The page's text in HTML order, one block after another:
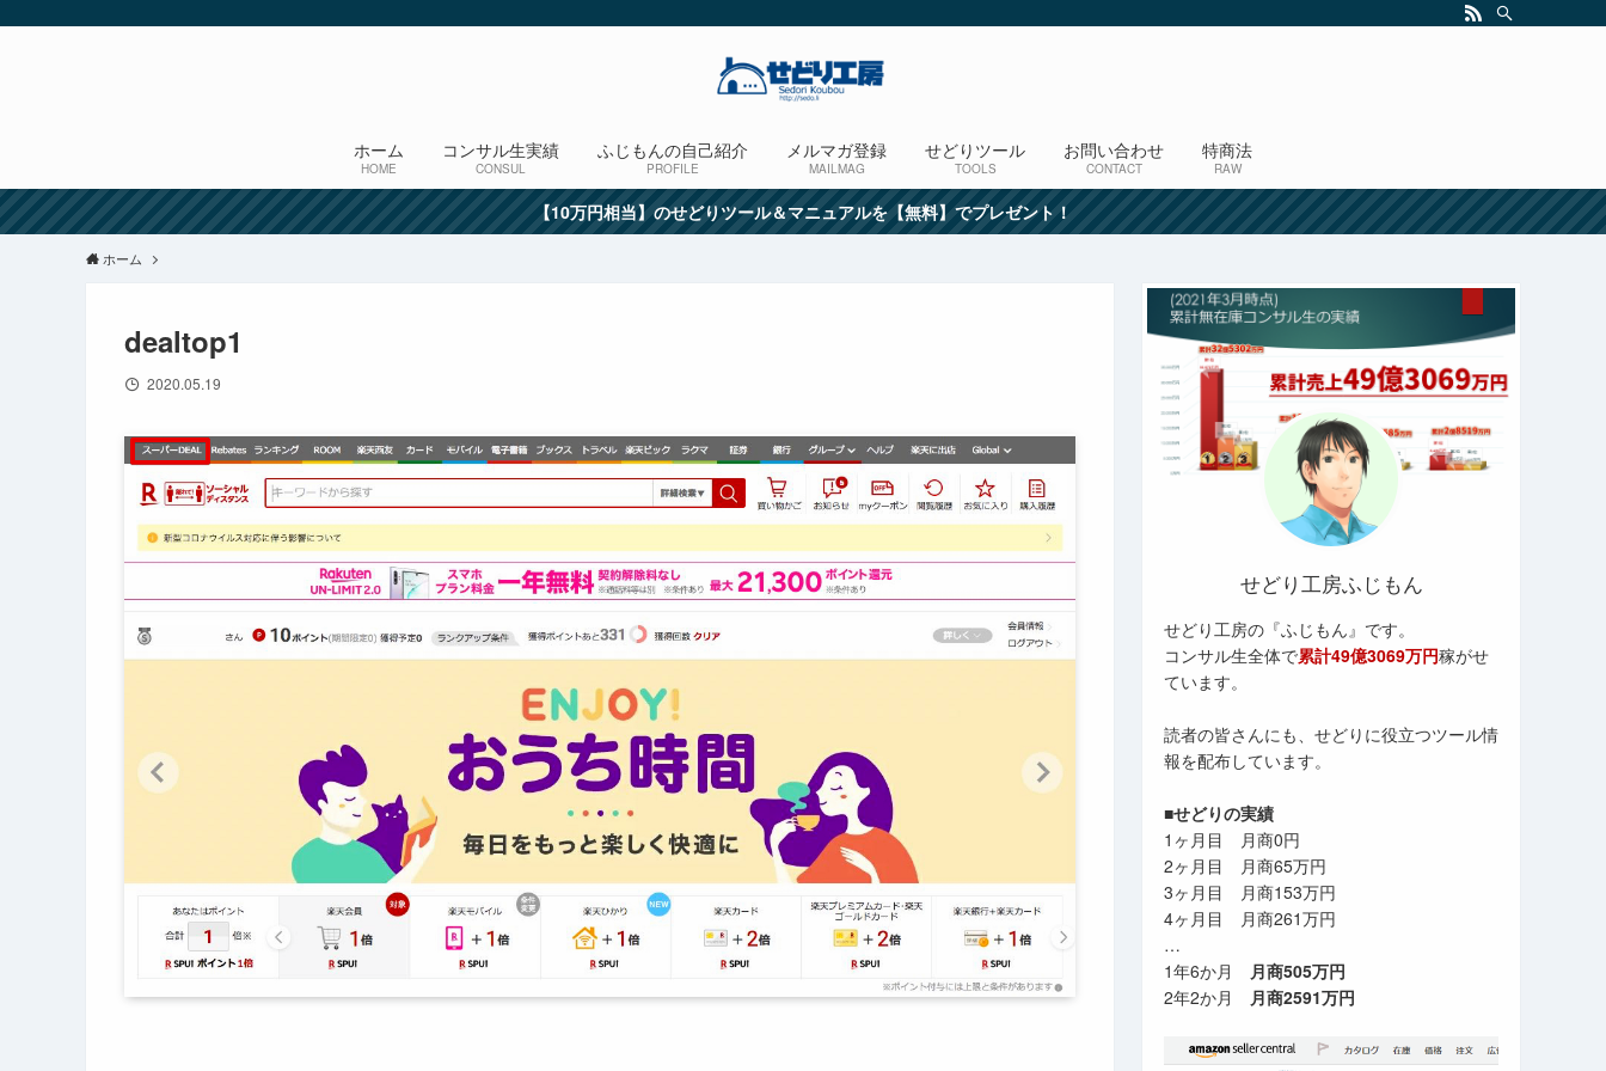
ホーム
HOME
コンサル生実績
CONSUL
ふじもんの自己紹介
PROFILE
メルマガ登録
MAILMAG
せどりツール
TOOLS
お問い合わせ
CONTACT
特商法
RAW
【10万円相当】のせどりツール＆マニュアルを【無料】でプレゼント！
ホーム
dealtop1
2020.05.19
せどり工房ふじもん
せどり工房の『ふじもん』です。
コンサル生全体で累計49億3069万円稼がせ
ています。
読者の皆さんにも、せどりに役立つツール情
報を配布しています。
■せどりの実績
1ヶ月目 月商0円
2ヶ月目 月商65万円
3ヶ月目 月商153万円
4ヶ月目 月商261万円
…
1年6か月 月商505万円
2年2か月 月商2591万円